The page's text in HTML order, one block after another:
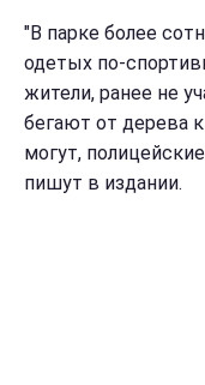
"В парке более
одетых по-
жители, ранее не
бегают от дерева
могут,
пишут в издании.